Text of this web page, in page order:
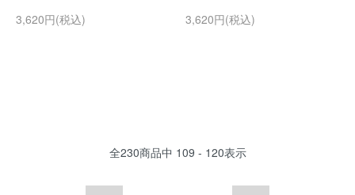
3,620円(税込)
3,620円(税込)
全230商品中 109 - 120表示